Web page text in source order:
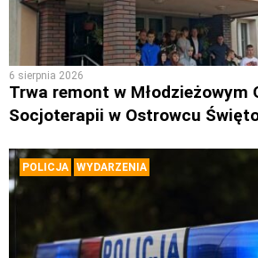
6 sierpnia 2026
Trwa remont w Młodzieżowym
Socjoterapii w Ostrowcu
POLICJA WYDARZENIA